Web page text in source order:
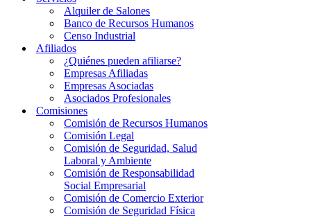
Alquiler de Salones
Banco de Recursos Humanos
Censo Industrial
Afiliados
¿Quiénes pueden afiliarse?
Empresas Afiliadas
Empresas Asociadas
Asociados Profesionales
Comisiones
Comisión de Recursos Humanos
Comisión Legal
Comisión de Seguridad, Salud
Laboral y Ambiente
Comisión de Responsabilidad
Social Empresarial
Comisión de Comercio Exterior
Comisión de Seguridad Física